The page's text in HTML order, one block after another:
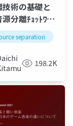
music bss
術の基礎と
分離ﾁｮｯﾄﾜｶﾙ
の手引き～
separation
198.2K